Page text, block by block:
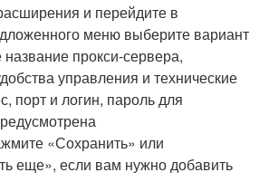
и перейдите в
меню выберите вариант
прокси-сервера,
управления и технические
порт и логин, пароль для
«Сохранить» или
еще», если вам нужно добавить